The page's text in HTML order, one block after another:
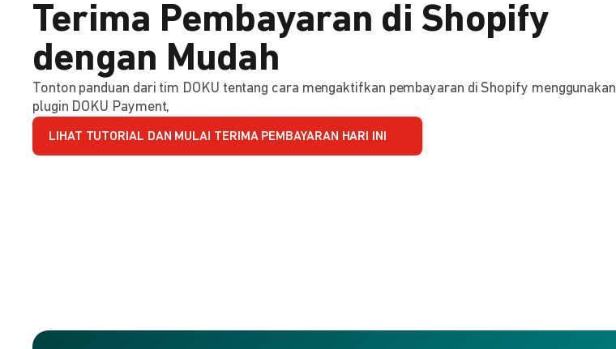
Terima Pembayaran di Shopify
dengan Mudah
Tonton panduan dari tim DOKU tentang cara mengaktifkan pembayaran di Shopify menggunakan
plugin DOKU Payment,
LIHAT TUTORIAL DAN MULAI TERIMA PEMBAYARAN HARI INI